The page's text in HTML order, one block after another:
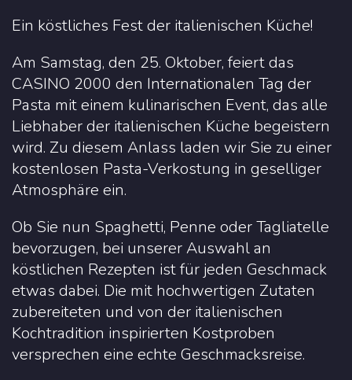
Ein köstliches Fest der italienischen Küche!
Am Samstag, den 25. Oktober, feiert das
CASINO 2000 den Internationalen Tag der
Pasta mit einem kulinarischen Event, das alle
Liebhaber der italienischen Küche begeistern
wird. Zu diesem Anlass laden wir Sie zu einer
kostenlosen Pasta-Verkostung in geselliger
Atmosphäre ein.
Ob Sie nun Spaghetti, Penne oder Tagliatelle
bevorzugen, bei unserer Auswahl an
köstlichen Rezepten ist für jeden Geschmack
etwas dabei. Die mit hochwertigen Zutaten
zubereiteten und von der italienischen
Kochtradition inspirierten Kostproben
versprechen eine echte Geschmacksreise.